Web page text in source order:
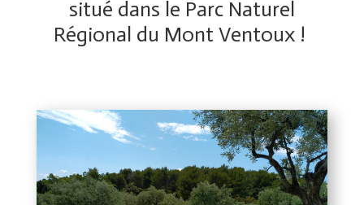
situé dans le Parc Naturel
Régional du Mont Ventoux !